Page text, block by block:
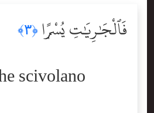
فَٱلْجَٰرِيَٰتِ يُسْرًۭا ﴿٣﴾
scivolano